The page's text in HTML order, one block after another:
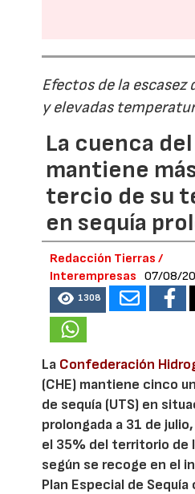
Efectos de la
y elevadas
La cuenca
mantiene
tercio de su
en sequía
Redacción Tierras /
Interempresas
07/08/
1308
La Confederación
(CHE) mantiene cinco
de sequía (UTS) en
prolongada a 31 de
el 35% del territorio de
según se recoge en el
Plan Especial de